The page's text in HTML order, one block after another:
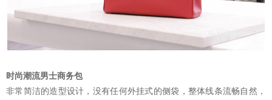
时尚潮流男士商务包
非常简洁的造型设计，没有任何外挂式的侧袋，整体线条流畅自然，